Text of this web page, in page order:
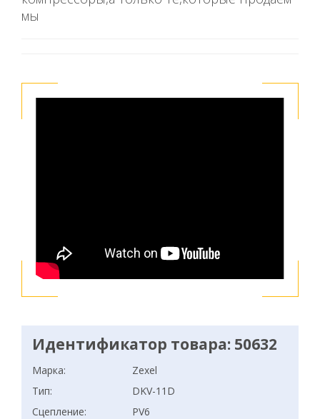
мы
Идентификатор товара: 50632
Марка:
Zexel
Тип:
DKV-11D
Сцепление:
PV6